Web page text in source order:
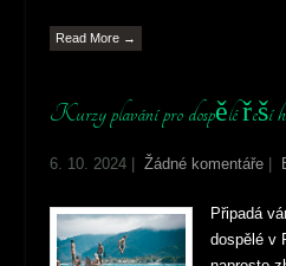
Read More →
Kurzy plavání pro dospělé řeší
6. 10. 2024 |Žádné komentáře
Připadá
dospělé v